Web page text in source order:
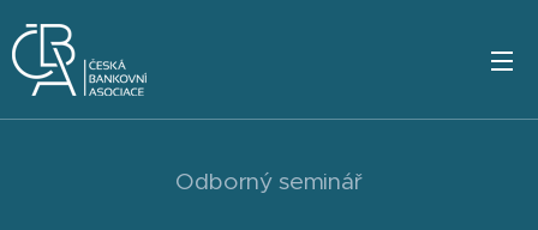
Odborný seminář